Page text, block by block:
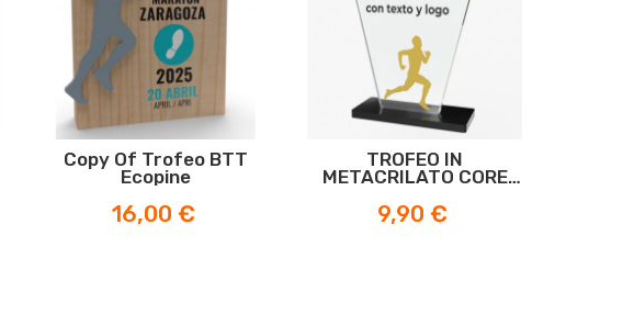
Copy Of Trofeo BTT
Ecopine
Prezzo
16,00 €
TROFEO IN
METACRILATO CORE
Prezzo
9,90 €